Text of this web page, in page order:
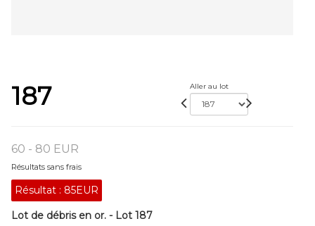
187 Aller au lot
60 - 80 EUR
Résultats sans frais
Résultat : 85EUR
Lot de débris en or. - Lot 187